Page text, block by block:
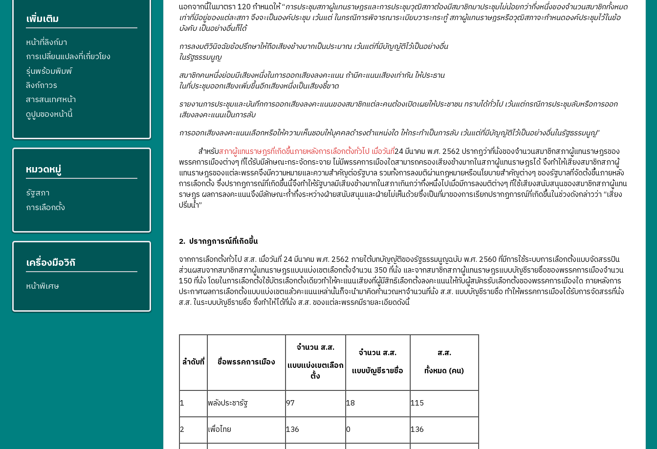
นอกจากนี้ในมาตรา 120 กำหนดให้ “การประชุมสภาผู้แทนราษฎรและการประชุมวุฒิสภาต้องมีสมาชิกมาประชุมไม่น้อยกว่ากึ่งหนึ่งของจํานวนสมาชิกทั้งหมด
เท่าที่มีอยู่ของแต่ละสภา จึงจะเป็นองค์ประชุม เว้นแต่ ในกรณีการพิจารณาระเบียบวาระกระทู้ สภาผู้แทนราษฎรหรือวุฒิสภาจะกําหนดองค์ประชุมไว้ในข้อ
บังคับ เป็นอย่างอื่นก็ได้
การลงมติวินิจฉัยข้อปรึกษาให้ถือเสียงข้างมากเป็นประมาณ เว้นแต่ที่มีบัญญัติไว้เป็นอย่างอื่น
ในรัฐธรรมนูญ
สมาชิกคนหนึ่งย่อมมีเสียงหนึ่งในการออกเสียงลงคะแนน ถ้ามีคะแนนเสียงเท่ากัน ให้ประธาน
ในที่ประชุมออกเสียงเพิ่มขึ้นอีกเสียงหนึ่งเป็นเสียงชี้ขาด
รายงานการประชุมและบันทึกการออกเสียงลงคะแนนของสมาชิกแต่ละคนต้องเปิดเผยให้ประชาชน ทราบได้ทั่วไป เว้นแต่กรณีการประชุมลับหรือการออก
เสียงลงคะแนนเป็นการลับ
การออกเสียงลงคะแนนเลือกหรือให้ความเห็นชอบให้บุคคลดํารงตําแหน่งใด ให้กระทําเป็นการลับ เว้นแต่ที่มีบัญญัติไว้เป็นอย่างอื่นในรัฐธรรมนูญ”
สำหรับสภาผู้แทนราษฎรที่เกิดขึ้นภายหลังการเลือกตั้งทั่วไป เมื่อวันที่24 มีนาคม พ.ศ. 2562 ปรากฏว่าที่นั่งของจำนวนสมาชิกสภาผู้แทนราษฎรของ
พรรคการเมืองต่างๆ ที่ได้รับมีลักษณะกระจัดกระจาย ไม่มีพรรคการเมืองใดสามารถครองเสียงข้างมากในสภาผู้แทนราษฎรได้ จึงทำให้เสียงสมาชิกสภาผู้
แทนราษฎรของแต่ละพรรคจึงมีความหมายและความสำคัญต่อรัฐบาล รวมทั้งการลงมติผ่านกฎหมายหรือนโยบายสำคัญต่างๆ ของรัฐบาลที่จัดตั้งขึ้นภายหลัง
การเลือกตั้ง ซึ่งปรากฏการณ์ที่เกิดขึ้นนี้จึงทำให้รัฐบาลมีเสียงข้างมากในสภาเกินกว่ากึ่งหนึ่งไปเมื่อมีการลงมติต่างๆ ที่ใช้เสียงสนับสนุนของสมาชิกสภาผู้แทน
ราษฎร ผลการลงคะแนนจึงมีลักษณะก้ำกึ่งระหว่างฝ่ายสนับสนุนและฝ่ายไม่เห็นด้วยซึ่งเป็นที่มาของการเรียกปรากฏการณ์ที่เกิดขึ้นในช่วงดังกล่าวว่า “เสียง
ปริ่มน้ำ”
2. ปรากฏการณ์ที่เกิดขึ้น
จากการเลือกตั้งทั่วไป ส.ส. เมื่อวันที่ 24 มีนาคม พ.ศ. 2562 ภายใต้บทบัญญัติของรัฐธรรมนูญฉบับ พ.ศ. 2560 ที่มีการใช้ระบบการเลือกตั้งแบบจัดสรรปัน
ส่วนผสมจากสมาชิกสภาผู้แทนราษฎรแบบแบ่งเขตเลือกตั้งจำนวน 350 ที่นั่ง และจากสมาชิกสภาผู้แทนราษฎรแบบบัญชีรายชื่อของพรรคการเมืองจำนวน
150 ที่นั่ง โดยในการเลือกตั้งใช้บัตรเลือกตั้งเดียวทำให้คะแนนเสียงที่ผู้มีสิทธิเลือกตั้งลงคะแนนให้กับผู้สมัครรับเลือกตั้งของพรรคการเมืองใด ภายหลังการ
ประกาศผลการเลือกตั้งแบบแบ่งเขตแล้วคะแนนเหล่านั้นก็จะนำมาคิดคำนวณหาจำนวนที่นั่ง ส.ส. แบบบัญชีรายชื่อ ทำให้พรรคการเมืองได้รับการจัดสรรที่นั่ง
ส.ส. ในระบบบัญชีรายชื่อ ซึ่งทำให้ได้ที่นั่ง ส.ส. ของแต่ละพรรคมีรายละเอียดดังนี้
ลำดับที่ ชื่อพรรคการเมือง
จำนวน ส.ส.
แบบแบ่งเขตเลือก
ตั้ง
จำนวน ส.ส.
แบบบัญชีรายชื่อ
ส.ส.
ทั้งหมด (คน)
1 พลังประชารัฐ 97 18 115
2 เพื่อไทย 136 0 136
เพิ่มเติม
หน้าที่ลิงก์มา
การเปลี่ยนแปลงที่เกี่ยวโยง
รุ่นพร้อมพิมพ์
ลิงก์ถาวร
สารสนเทศหน้า
ดูปูมของหน้านี้
หมวดหมู่
รัฐสภา
การเลือกตั้ง
เครื่องมือวิกิ
หน้าพิเศษ